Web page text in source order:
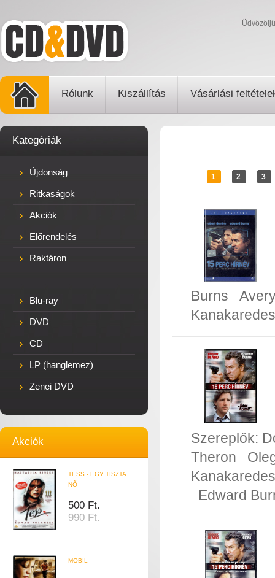
Rólunk Kiszállítás Vásárlási
Kategóriák
Újdonság
Ritkaságok
Akciók
Előrendelés
Raktáron
Blu-ray
DVD
CD
LP (hanglemez)
Zenei DVD
Akciók
TESS - EGY TISZTA
NŐ
500 Ft.
990 Ft.
MOBIL
1 2 3
Burns
Kanakaredes
Szereplők:
Theron
Kanakaredes
Edward